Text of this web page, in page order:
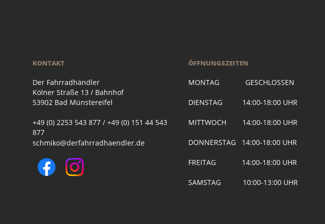
KONTAKT
Der Fahrradhändler
Kölner Straße 13 / Bahnhof
53902 Bad Münstereifel
+49 (0) 2253 543 877 / +49 (0) 151 44 543
877
schmiko@derfahrradhaendler.de
ÖFFNUNGSZEITEN
MONTAG GESCHLOSSEN
DIENSTAG 14:00-18:00 UHR
MITTWOCH 14:00-18:00 UHR
DONNERSTAG 14:00-18:00 UHR
FREITAG 14:00-18:00 UHR
SAMSTAG 10:00-13:00 UHR